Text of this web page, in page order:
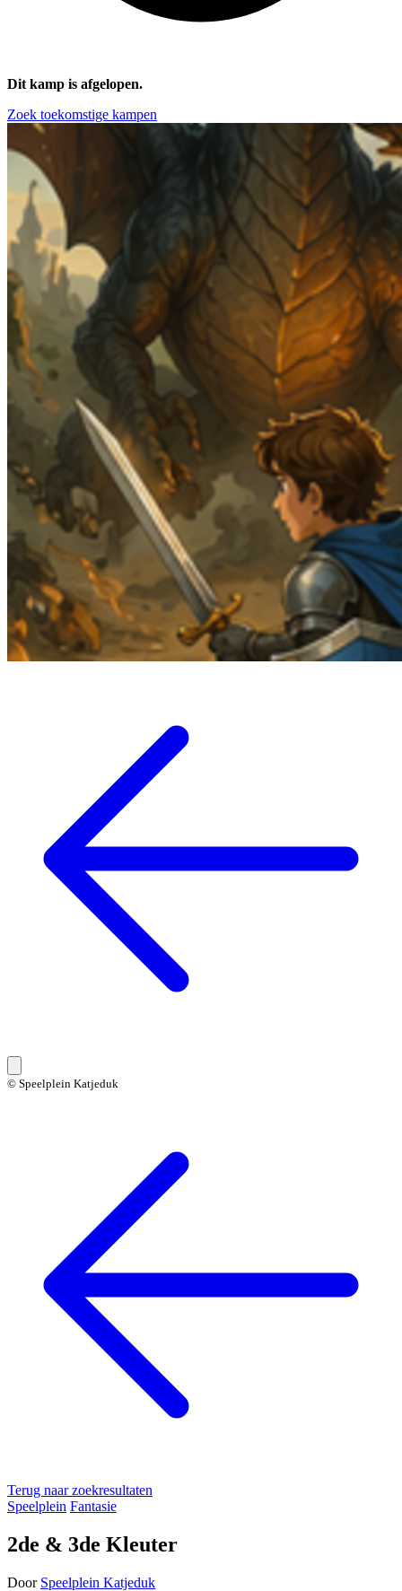
Dit kamp is afgelopen.
Zoek toekomstige kampen
© Speelplein Katjeduk
Terug naar zoekresultaten
Speelplein Fantasie
2de & 3de Kleuter
Door Speelplein Katjeduk